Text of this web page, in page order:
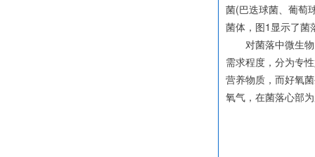
菌(巴迭球菌、葡萄
菌体，图1显示了菌
对菌落中微生物
需求程度，分为专
营养物质，而好氧
氧气，在菌落心部